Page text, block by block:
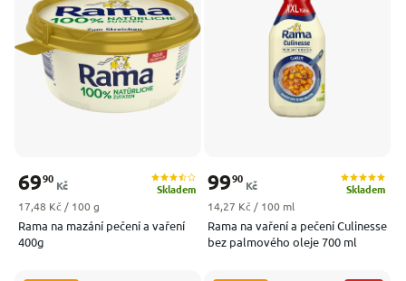
Abecedně
Rama na mazání pečení a vaření
400g
Skladem
6990
Kč
Měrná cena:
17,48 Kč / 100 g
Rama na vaření a pečení Culinesse
bez palmového oleje 700 ml
Skladem
9990
Kč
Měrná cena:
14,27 Kč / 100 ml